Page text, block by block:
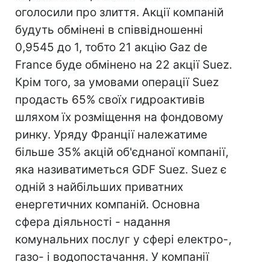
оголосили про злиття. Акції компаній
будуть обмінені в співвідношенні
0,9545 до 1, тобто 21 акцію Gaz de
France буде обмінено на 22 акції Suez.
Крім того, за умовами операції Suez
продасть 65% своїх гидроактивів
шляхом їх розміщення на фондовому
ринку. Уряду Франції належатиме
більше 35% акцій об'єднаної компанії,
яка називатиметься GDF Suez. Suez є
одній з найбільших приватних
енергетичних компаній. Основна
сфера діяльності - надання
комунальних послуг у сфері електро-,
газо- і водопостачання. У компанії